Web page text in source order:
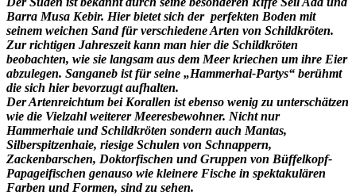
Barra Musa Kebir. Hier bietet sich der perfekten Boden mit
seinem weichen Sand für verschiedene Arten von Schildkröten.
Zur richtigen Jahreszeit kann man hier die Schildkröten
beobachten, wie sie langsam aus dem Meer kriechen um ihre Eier
abzulegen. Sanganeb ist für seine „Hammerhai-Partys“ berühmt
die sich hier bevorzugt aufhalten.
Der Artenreichtum bei Korallen ist ebenso wenig zu unterschätzen
wie die Vielzahl weiterer Meeresbewohner. Nicht nur
Hammerhaie und Schildkröten sondern auch Mantas,
Silberspitzenhaie, riesige Schulen von Schnappern,
Zackenbarschen, Doktorfischen und Gruppen von Büffelkopf-
Papageifischen genauso wie kleinere Fische in spektakulären
Farben und Formen, sind zu sehen.